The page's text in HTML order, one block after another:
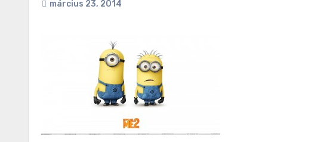
március 23, 2014